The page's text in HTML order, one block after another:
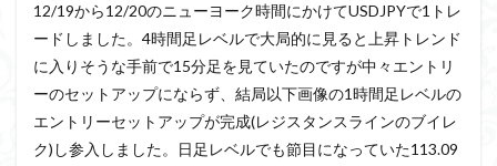
12/19から12/20のニューヨーク時間にかけてUSDJPYで1トレ
ードしました。4時間足レベルで大局的に見ると上昇トレンド
に入りそうな手前で15分足を見ていたのですが中々エントリ
ーのセットアップにならず、結局以下画像の1時間足レベルの
エントリーセットアップが完成(レジスタンスラインのブイレ
ク)し参入しました。日足レベルでも節目になっていた113.09